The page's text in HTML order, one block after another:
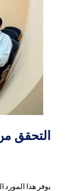
التحقق
يوفر هذا المورد